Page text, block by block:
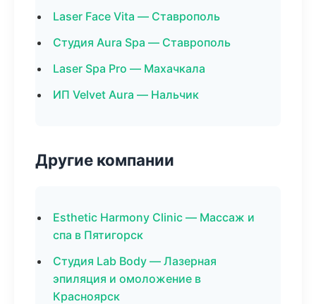
Laser Face Vita — Ставрополь
Студия Aura Spa — Ставрополь
Laser Spa Pro — Махачкала
ИП Velvet Aura — Нальчик
Другие компании
Esthetic Harmony Clinic — Массаж и
спа в Пятигорск
Студия Lab Body — Лазерная
эпиляция и омоложение в
Красноярск